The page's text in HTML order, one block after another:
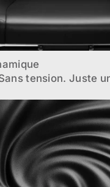
tension. Juste